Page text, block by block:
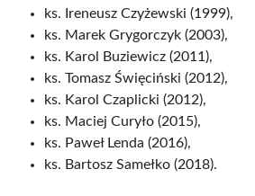
ks. Ireneusz Czyżewski (1999),
ks. Marek Grygorczyk (2003),
ks. Karol Buziewicz (2011),
ks. Tomasz Święciński (2012),
ks. Karol Czaplicki (2012),
ks. Maciej Curyło (2015),
ks. Paweł Lenda (2016),
ks. Bartosz Samełko (2018).